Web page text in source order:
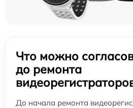
Что можно
до ремонта
До начала ремонта